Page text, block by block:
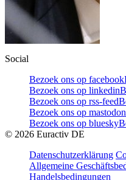
Social
Bezoek ons op facebook
Bezoek ons op linkedin
Bezoek ons op rss-feed
Bezoek ons op mastodon
Bezoek ons op bluesky
© 2026 Euractiv DE
Datenschutzerklärung
Allgemeine
Handelsbedingungen